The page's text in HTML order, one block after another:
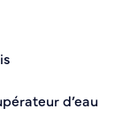
peinture
d’eau